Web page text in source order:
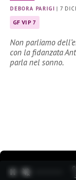
DEBORA PARIGI | 7
GF VIP 7
Non parliamo
con la fidanzata
parla nel sonno.